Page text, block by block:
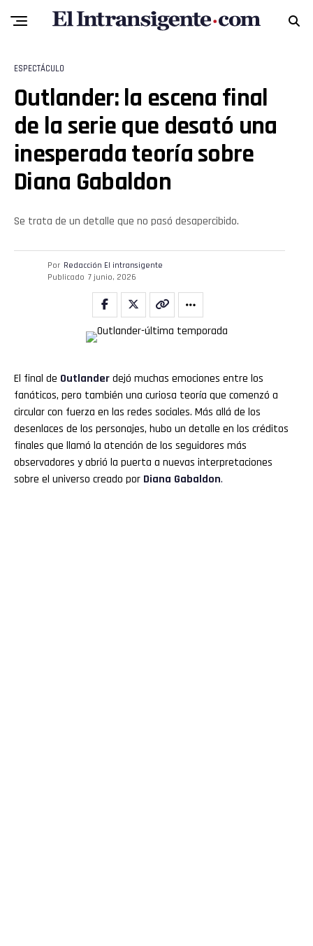
ESPECTÁCULO
Outlander: la escena final
de la serie que desató una
inesperada teoría sobre
Diana Gabaldon
Se trata de un detalle que no pasó desapercibido.
Por Redacción El intransigente
Publicado 7 junio, 2026
El final de Outlanderdejó muchas emociones entre los
fanáticos, pero también una curiosa teoría que comenzó a
circular con fuerza en las redes sociales. Más allá de los
desenlaces de los personajes, hubo un detalle en los créditos
finales que llamó la atención de los seguidores más
observadores y abrió la puerta a nuevas interpretaciones
sobre el universo creado por Diana Gabaldon.